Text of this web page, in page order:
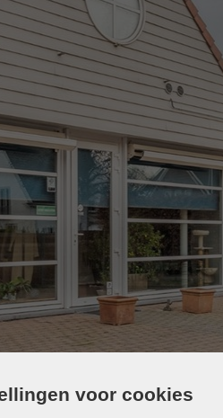
voor cookies